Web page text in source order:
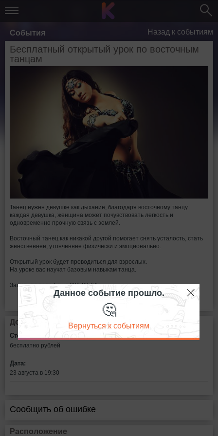
События Назад к событиям
Бесплатный открытый урок по восточным
танцам
Танец нужен девушке как дыхание, благодаря восточному танцу
каждая девушка, женщина может почувствовать легкость и
одновременно прочную связь с землей.
Восточный танец как никакой другой помогает снять усталость, стать
женственнее, утонченнее физически и эмоционально.
Открытый урок будет проводиться для взрослых.
На уроке вас научат базовым навыкам танца.
Запись по телефону: 236-00-64
Дополнительная информация
Стоимость билетов:
бесплатно рублей
Дата:
23 августа в 19:30
Сообщить об ошибке
Расположение
Данное событие прошло.
🤔
Вернуться к событиям